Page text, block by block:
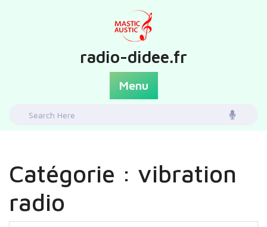
radio-didee.fr
Menu
Search
Catégorie : vibration
radio